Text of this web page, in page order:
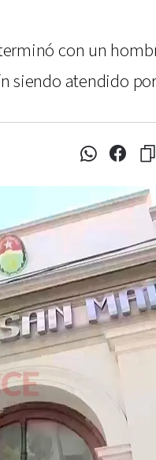
con un
siendo atendido